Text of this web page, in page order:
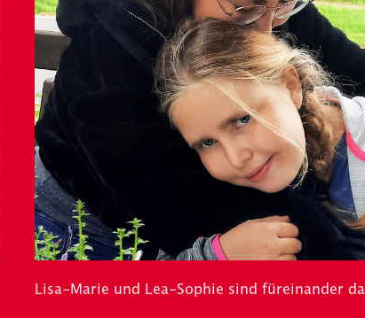
Lisa-Marie und Lea-Sophie sind füreinander da